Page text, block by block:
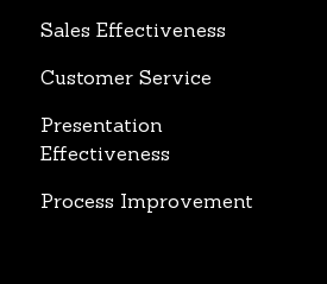
Sales Effectiveness
Customer Service
Presentation
Effectiveness
Process Improvement